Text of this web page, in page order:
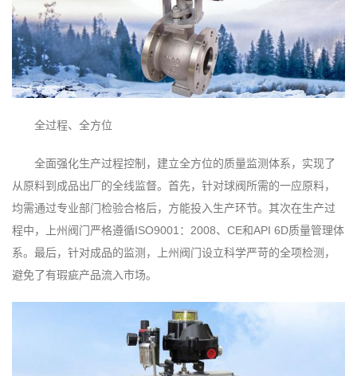
全过程、全方位
全面强化生产过程控制，建立全方位的质量监测体系，实现了
从原料到成品出厂的全线监督。首先，针对球阀所需的一应原料，
均需通过专业部门检验合格后，方能投入生产环节。其次在生产过
程中，上州阀门严格遵循ISO9001：2008、CE和API 6D质量管理体
系。最后，针对成品的监测，上州阀门设立科学严苛的全项检测，
避免了有瑕疵产品流入市场。